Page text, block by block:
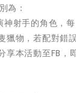
為：
神射手的角色
獵物，若配對錯
享本活動至FB，